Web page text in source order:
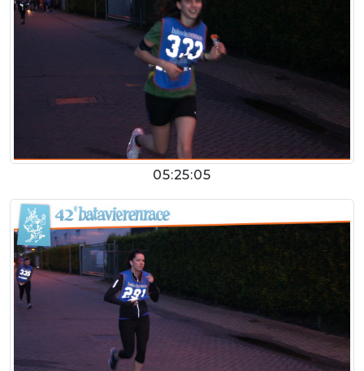
05:25:05